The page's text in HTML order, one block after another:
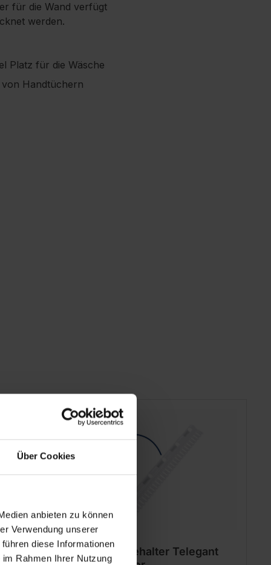
Über Cookies
anbieten zu können
Verwendung unserer
diese Informationen
Rahmen Ihrer Nutzung
für die Wand verfügt
werden.
Platz für die Wäsche
von Handtüchern
Kleinteilehalter Telegant